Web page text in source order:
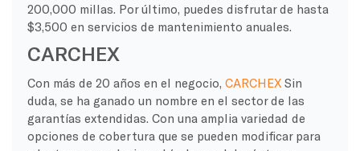
200,000 millas. Por último, puedes disfrutar de hasta
$3,500 en servicios de mantenimiento anuales.
CARCHEX
Con más de 20 años en el negocio, CARCHEXSin
duda, se ha ganado un nombre en el sector de las
garantías extendidas. Con una amplia variedad de
opciones de cobertura que se pueden modificar para